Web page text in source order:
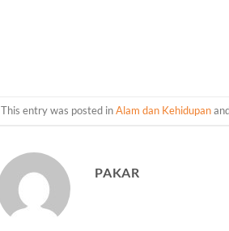
This entry was posted inAlam dan Kehidupan
PAKAR